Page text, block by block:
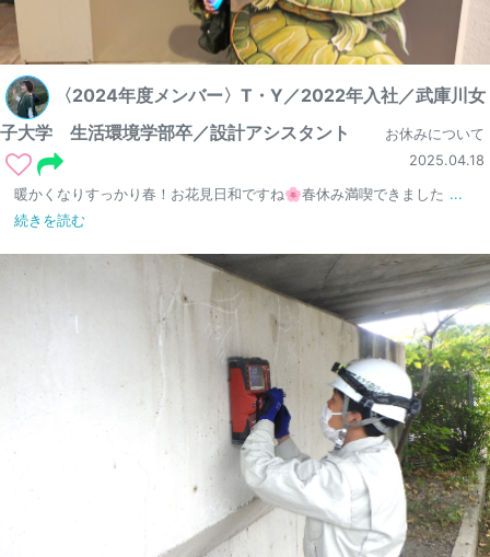
〈2024年度メンバー〉T・Y／2022年入社／武庫川女
子大学 生活環境学部卒／設計アシスタント
お休みについて
2025.04.18
暖かくなりすっかり春！お花見日和ですね🌸春休み満喫できました ...
続きを読む